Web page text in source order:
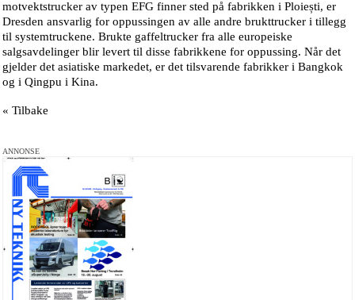
motvektstrucker av typen EFG finner sted på fabrikken i Ploiești, er
Dresden ansvarlig for oppussingen av alle andre brukttrucker i tillegg
til systemtruckene. Brukte gaffeltrucker fra alle europeiske
salgsavdelinger blir levert til disse fabrikkene for oppussing. Når det
gjelder det asiatiske markedet, er det tilsvarende fabrikker i Bangkok
og i Qingpu i Kina.
« Tilbake
ANNONSE